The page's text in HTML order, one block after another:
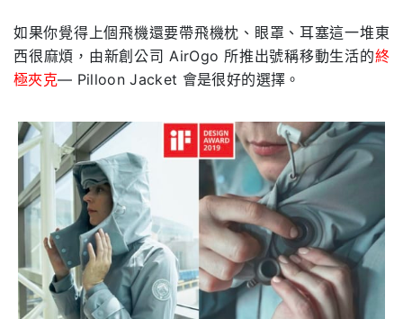
如果你覺得上個飛機還要帶飛機枕、眼罩、耳塞這一堆東
西很麻煩，由新創公司 AirOgo 所推出號稱移動生活的終
極夾克— Pilloon Jacket 會是很好的選擇。